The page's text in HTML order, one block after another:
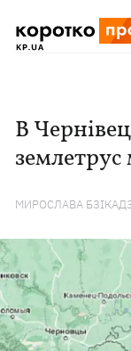
В
землетрус
МИРОСЛАВА